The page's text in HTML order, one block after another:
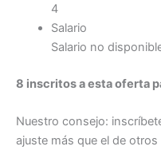
4
Salario
Salario no
8 inscritos a esta oferta
Nuestro consejo:
ajuste más que el de